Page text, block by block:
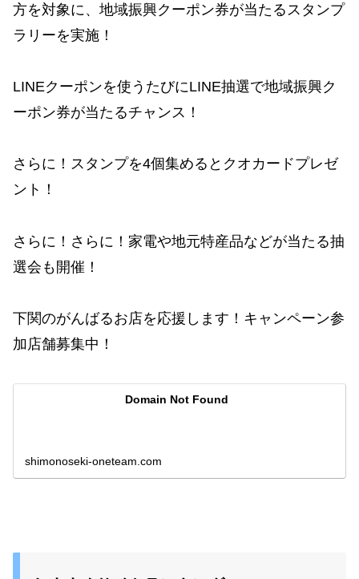
方を対象に、地域振興クーポン券が当たるスタンプ
ラリーを実施！
LINEクーポンを使うたびにLINE抽選で地域振興ク
ーポン券が当たるチャンス！
さらに！スタンプを4個集めるとクオカードプレゼ
ント！
さらに！さらに！家電や地元特産品などが当たる抽
選会も開催！
下関のがんばるお店を応援します！キャンペーン参
加店舗募集中！
Domain Not Found
shimonoseki-oneteam.com